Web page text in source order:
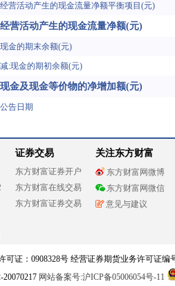
经营活动产生的现金流量净额平衡项目(元)
经营活动产生的现金流量净额(元)
现金的期末余额(元)
减:现金的期初余额(元)
现金及现金等价物的净增加额(元)
公告日期
证券交易
东方财富证券开户
东方财富在线交易
东方财富证券交易
关注东方财富
东方财富网微博
东方财富网微信
意见与建议
证：0908328号 经营证券期货业务许可证编
网站备案号:沪ICP备05006054号-11